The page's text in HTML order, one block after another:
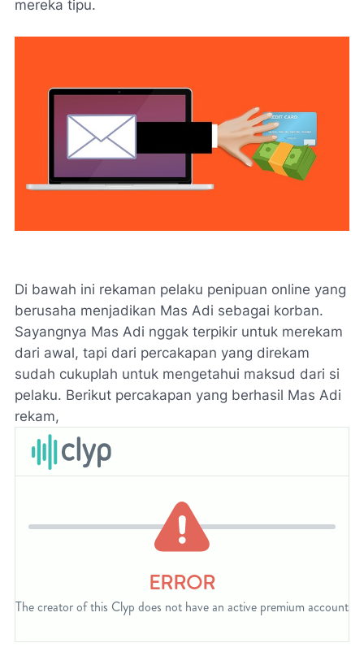
mereka tipu.
Di bawah ini rekaman pelaku penipuan online yang
berusaha menjadikan Mas Adi sebagai korban.
Sayangnya Mas Adi nggak terpikir untuk merekam
dari awal, tapi dari percakapan yang direkam
sudah cukuplah untuk mengetahui maksud dari si
pelaku. Berikut percakapan yang berhasil Mas Adi
rekam,